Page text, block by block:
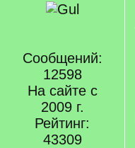
Сообщений:
12598
На сайте с
2009 г.
Рейтинг:
43309